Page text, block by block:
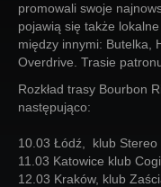
Forum
Więcej
Login
promowali swoje
pojawią się także
między innymi: Butelka,
Overdrive. Trasie
Rozkład trasy Bourbon
następująco:
10.03 Łódź, klub Stereo
11.03 Katowice klub
12.03 Kraków, klub